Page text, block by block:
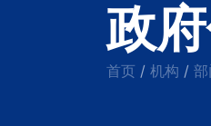
政
首页 / 机构 /